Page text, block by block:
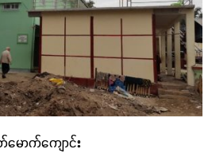
ာ ကျောင်းဆောင်ဆောက်လုပ်
ခုနှစ်အထိဆောင်ရွက်ခဲ့ပြီး စာသင်
း ၁၄၁ ဆောင်ကို ဆောက်လုပ်ခဲ့
ြစ်သောအဆောက်အအုံ
းကျောင်းသူပေါင်း ၁ သိန်း
ောက်ကျောင်း